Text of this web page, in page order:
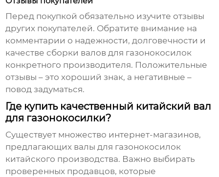
Перед покупкой обязательно изучите отзывы
других покупателей. Обратите внимание на
комментарии о надежности, долговечности и
качестве сборки валов для газонокосилок
конкретного производителя. Положительные
отзывы – это хороший знак, а негативные –
повод задуматься.
Где купить качественный китайский вал
для газонокосилки?
Существует множество интернет-магазинов,
предлагающих валы для газонокосилок
китайского производства. Важно выбирать
проверенных продавцов, которые